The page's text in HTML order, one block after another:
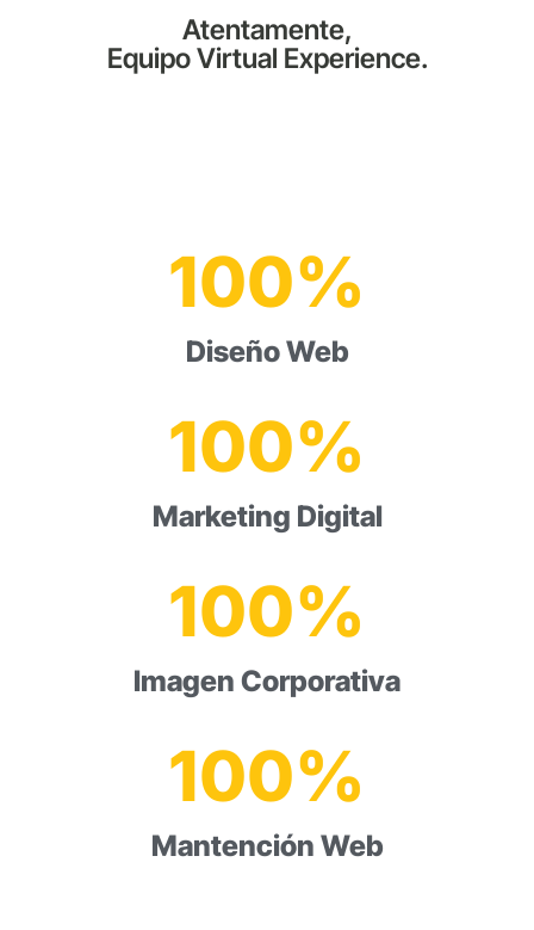
Atentamente,
Equipo Virtual Experience.
Diseño Web
100%
Marketing Digital
100%
Imagen Corporativa
100%
Mantención Web
100%